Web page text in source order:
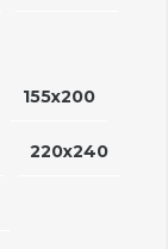
155x200
220x240